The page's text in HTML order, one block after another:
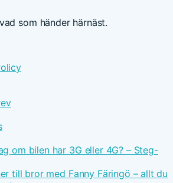
som händer härnäst.
om bilen har 3G eller 4G? – Steg-
till bror med Fanny Färingö – allt du